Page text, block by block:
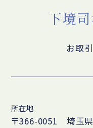
下境
お取
所在地
〒366-0051 埼玉